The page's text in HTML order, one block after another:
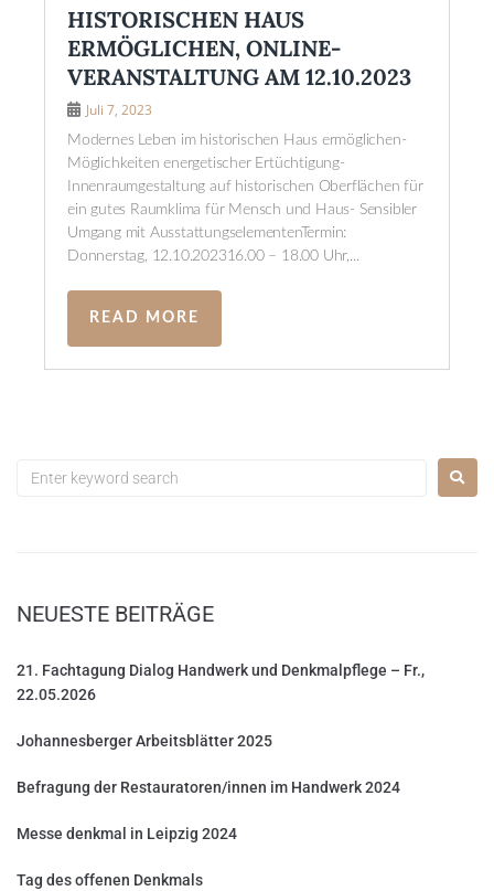
HISTORISCHEN HAUS
ERMÖGLICHEN, ONLINE-
VERANSTALTUNG AM 12.10.2023
Juli 7, 2023
Modernes Leben im historischen Haus ermöglichen-
Möglichkeiten energetischer Ertüchtigung-
Innenraumgestaltung auf historischen Oberflächen für
ein gutes Raumklima für Mensch und Haus- Sensibler
Umgang mit AusstattungselementenTermin:
Donnerstag, 12.10.202316.00 – 18.00 Uhr,...
READ MORE
NEUESTE BEITRÄGE
21. Fachtagung Dialog Handwerk und Denkmalpflege – Fr.,
22.05.2026
Johannesberger Arbeitsblätter 2025
Befragung der Restauratoren/innen im Handwerk 2024
Messe denkmal in Leipzig 2024
Tag des offenen Denkmals